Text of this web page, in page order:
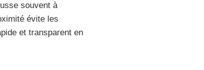
souvent à
évite les
et transparent en